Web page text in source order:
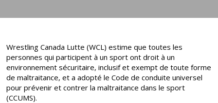
Wrestling Canada Lutte (WCL) estime que toutes les
personnes qui participent à un sport ont droit à un
environnement sécuritaire, inclusif et exempt de toute forme
de maltraitance, et a adopté le Code de conduite universel
pour prévenir et contrer la maltraitance dans le sport
(CCUMS).